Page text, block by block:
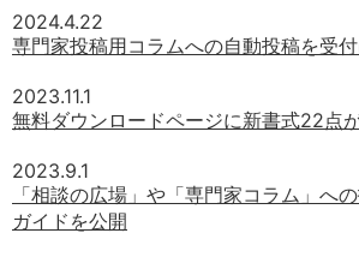
2024.4.22
専門家投稿用コラムへの自動投稿を受
2023.11.1
無料ダウンロードページに新書式22点
2023.9.1
「相談の広場」や「専門家コラム」へ
ガイドを公開